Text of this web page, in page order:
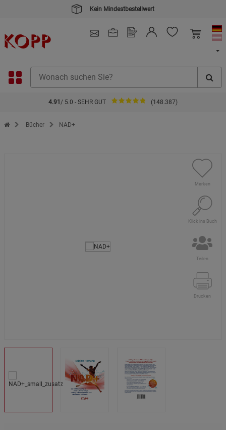
4.91 / 5.0 - SEHR GUT (148.387)
Zur Startseite des Kopp Verlag Online-Shop
Bücher NAD+
Merken
Klick ins Buch
Teilen
Drucken